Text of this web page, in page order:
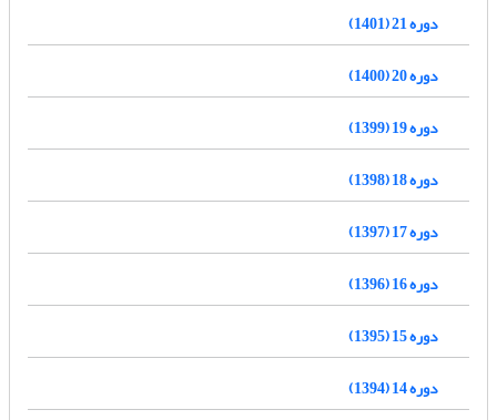
دوره 21 (1401)
دوره 20 (1400)
دوره 19 (1399)
دوره 18 (1398)
دوره 17 (1397)
دوره 16 (1396)
دوره 15 (1395)
دوره 14 (1394)